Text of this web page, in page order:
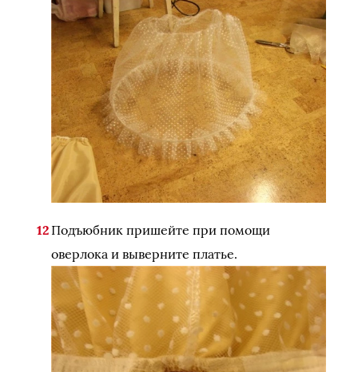
Подъюбник пришейте при помощи
оверлока и выверните платье.